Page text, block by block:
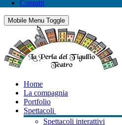
Contatti
Mobile Menu Toggle
Home
La compagnia
Portfolio
Spettacoli
Spettacoli interattivi